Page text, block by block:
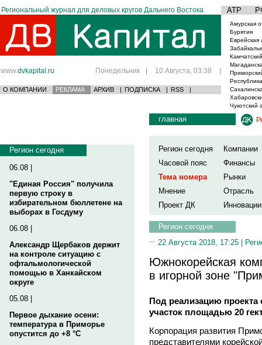
Региональный журнал для деловых кругов Дальнего Востока АТР
www.dvkapital.ru Понедельник | 10 Августа, 03:38 |
О КОМПАНИИ РЕКЛАМА АРХИВ | ПОДПИСКА | RSS |
Амурская
Бурятия
Еврейская
Чукотский
Регион сегодня
06.08 |
"Единая Россия" получила
первую строку в
избирательном бюллетене на
выборах в Госдуму
06.08 |
Александр Щербаков держит
на контроле ситуацию с
офтальмологической
помощью в Ханкайском
округе
05.08 |
Первое дыхание осени:
температура в Приморье
опустится до +8 °C
главная
Регион сегодня
Компании
Часовой пояс
Финансы
Тема номера
Рынки
Мнение
Отрасль
Проект ДК
Инновации
Регион сегодня
22 Августа 2018, 17:25 |
Южнокорейская
в игорной зоне
Под реализацию проекта
участок площадью 20
Корпорация развития
представителями